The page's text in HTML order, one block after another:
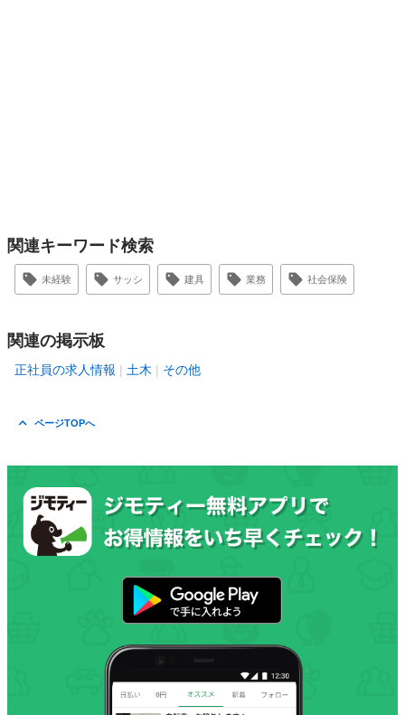
関連キーワード検索
未経験 サッシ 建具 業務 社会保険
関連の掲示板
正社員の求人情報 土木 その他
ページTOPへ